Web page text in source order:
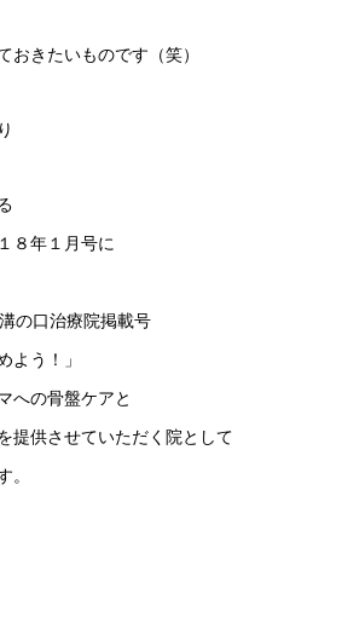
おきたいものです（笑）
８年１月号に
よう！」
への骨盤ケアと
提供させていただく院として
。